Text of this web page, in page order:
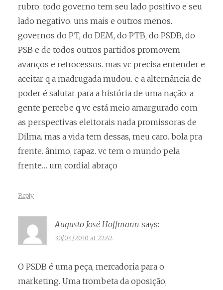
rubro. todo governo tem seu lado positivo e seu
lado negativo. uns mais e outros menos.
governos do PT, do DEM, do PTB, do PSDB, do
PSB e de todos outros partidos promovem
avanços e retrocessos. mas vc precisa entender e
aceitar q a madrugada mudou. e a alternância de
poder é salutar para a história de uma nação. a
gente percebe q vc está meio amargurado com
as perspectivas eleitorais nada promissoras de
Dilma. mas a vida tem dessas, meu caro. bola pra
frente. ânimo, rapaz. vc tem o mundo pela
frente… um cordial abraço
Reply
Augusto José Hoffmann says:
30/04/2010 at 22:42
O PSDB é uma peça, mercadoria para o
marketing. Uma trombeta da oposição,